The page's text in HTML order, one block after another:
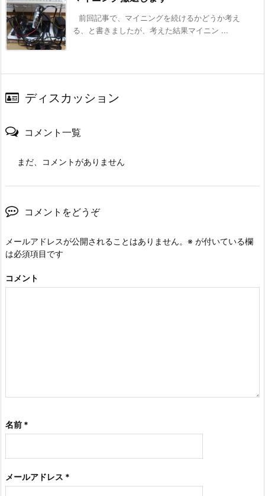
前回記事で、マイニングを続けるかどうか考え
る、と書きましたが、考えた結果マイニン ...
ディスカッション
コメント一覧
まだ、コメントがありません
コメントをどうぞ
メールアドレスが公開されることはありません。 ※ が付いている欄
は必須項目です
コメント
名前 *
メールアドレス *